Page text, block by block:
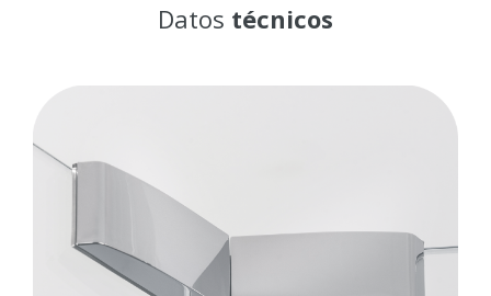
Datos técnicos